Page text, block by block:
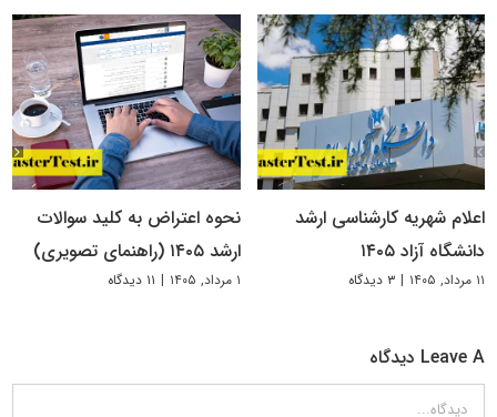
اعلام شهریه کارشناسی ارشد
دانشگاه آزاد ۱۴۰۵
۱۱ مرداد, ۱۴۰۵ | ۳ دیدگاه
نحوه اعتراض به کلید سوالات
ارشد ۱۴۰۵ (راهنمای تصویری)
۱ مرداد, ۱۴۰۵ | ۱۱ دیدگاه
Leave A دیدگاه
دیدگاه